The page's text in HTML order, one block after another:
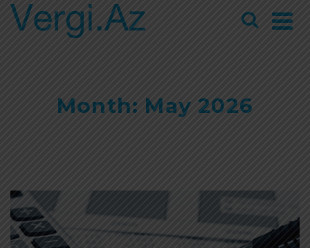
Month: May 2026